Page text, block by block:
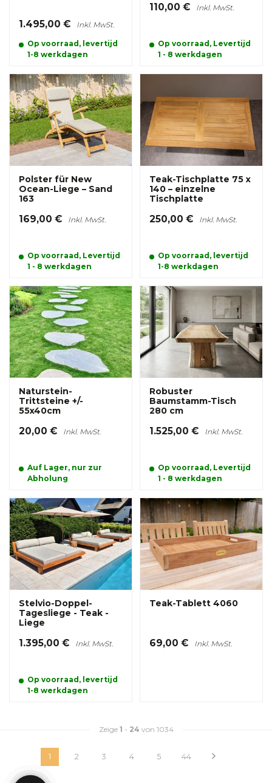
1.495,00 € Inkl. MwSt.
Op voorraad, levertijd
1-8 werkdagen
110,00 € Inkl. MwSt.
Op voorraad, Levertijd
1 - 8 werkdagen
Polster für New
Ocean-Liege – Sand
163
169,00 € Inkl. MwSt.
Op voorraad, Levertijd
1 - 8 werkdagen
Teak-Tischplatte 75 x
140 – einzelne
Tischplatte
250,00 € Inkl. MwSt.
Op voorraad, levertijd
1-8 werkdagen
Naturstein-
Trittsteine +/-
55x40cm
20,00 € Inkl. MwSt.
Auf Lager, nur zur
Abholung
Robuster
Baumstamm-Tisch
280 cm
1.525,00 € Inkl. MwSt.
Op voorraad, Levertijd
1 - 8 werkdagen
Stelvio-Doppel-
Tagesliege - Teak -
Liege
1.395,00 € Inkl. MwSt.
Op voorraad, levertijd
1-8 werkdagen
Teak-Tablett 4060
69,00 € Inkl. MwSt.
Zeige 1 - 24 von 1034
1 2 3 4 5 44